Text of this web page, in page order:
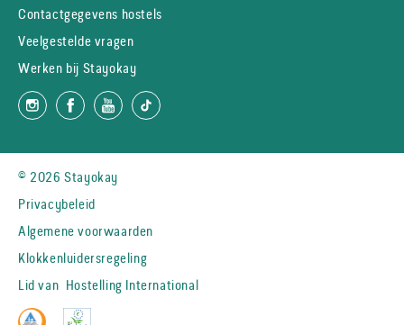
Contactgegevens hostels
Veelgestelde vragen
Werken bij Stayokay
© 2026 Stayokay
Privacybeleid
Algemene voorwaarden
Klokkenluidersregeling
Lid van Hostelling International